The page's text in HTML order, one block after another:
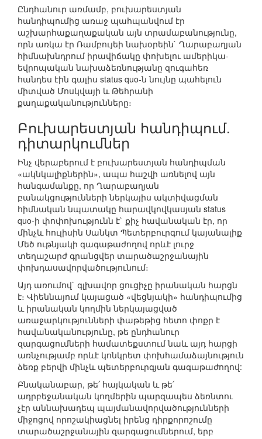
Ընդհանուր առմամբ, բուխարեստյան
հանդիպումից առաջ պահպանվում էր
աշխարհաքաղաքական այն տրամաբանությունը,
որն առկա էր Ռամբույեի նախօրեին` Ղարաբաղյան
հիմնախնդրում իրավիճակը փոխելու ամերիկա-
եվրոպական նախաձեռնությանը զուգահեռ
հանդես էին գալիս status quo-ն նույնը պահելուն
միտված Մոսկվայի և Թեհրանի
քաղաքականությունները։
Բուխարեստյան հանդիպում.
դիտարկումներ
Ինչ վերաբերում է բուխարեստյան հանդիպման
«ակնկալիքներին», ապա հաշվի առնելով այն
հանգամանքը, որ Ղարաբաղյան
բանակցությունների ներկայիս ակտիվացման
հիմնական նպատակը հարավկովկասյան status
quo-ի փոփոխությունն է` քիչ հավանական էր, որ
մինչև հուլիսին Սանկտ Պետերբուրգում կայանալիք
Մեծ ութնյակի գագաթաժողով որևէ լուրջ
տեղաշարժ գրանցվեր տարածաշրջանային
փոխդասավորվածությունում։
Այդ առումով` գլխավոր ցուցիչը իրանական հարցն
է։ Վիեննայում կայացած «վեցնյակի» հանդիպումից
և իրանական կողմին ներկայացված
առաջարկությունների փաթեթից հետո փոքր է
հավանականությունը, թե ընդհանուր
զարգացումների համատեքստում նաև այդ հարցի
առնչությամբ որևէ կոնկրետ փոխհամաձայնություն
ձեռք բերվի մինչև պետերբուրգյան գագաթաժողով:
Բնականաբար, թե՛ հայկական և թե՛
ադրբեջանական կողմերին պարզապես ձեռնտու
չէր աննախադեպ պայմանավորվածությունների
միջոցով որոշակիացնել իրենց դիրքորոշումը
տարածաշրջանային զարգացումներում, երբ